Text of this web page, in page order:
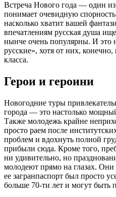
Встреча Нового года — один
понимает очевидную
насколько хватит вашей
впечатлениям русская душа
нынче очень популярны. И это
русские», хотя от них,
класса.
Герои и героини
Новогодние туры
города — это настолько
Также молодежь крайне
просто раем после
проблем и вдохнуть полной
прибыли сюда. Кроме того,
ни удивительно, но
молодеют прямо на глазах.
ее загранпаспорт был просто
больше 70-ти лет и могут быть